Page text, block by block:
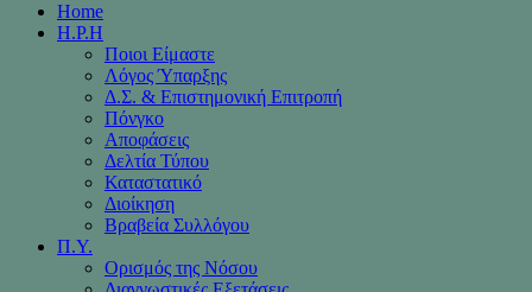
Home
H.P.H
Ποιοι Είμαστε
Λόγος Ύπαρξης
Δ.Σ. & Επιστημονική Επιτροπή
Πόνγκο
Αποφάσεις
Δελτία Τύπου
Καταστατικό
Διοίκηση
Βραβεία Συλλόγου
Π.Υ.
Ορισμός της Νόσου